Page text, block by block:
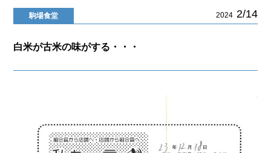
駒場食堂 2024 2/14
白米が古米の味がする・・・